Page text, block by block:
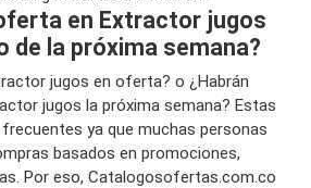
en Extractor jugos
de la próxima semana?
jugos en oferta? o ¿Habrán
jugos la próxima semana? Estas
ya que muchas personas
basados en promociones,
Por eso, Catalogosofertas.com.co